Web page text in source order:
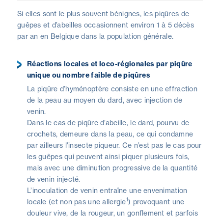
Si elles sont le plus souvent bénignes, les piqûres de
guêpes et d’abeilles occasionnent environ 1 à 5 décès
par an en Belgique dans la population générale.
Réactions locales et loco-régionales par piqûre
unique ou nombre faible de piqûres
La piqûre d’hyménoptère consiste en une effraction
de la peau au moyen du dard, avec injection de
venin.
Dans le cas de piqûre d’abeille, le dard, pourvu de
crochets, demeure dans la peau, ce qui condamne
par ailleurs l’insecte piqueur. Ce n’est pas le cas pour
les guêpes qui peuvent ainsi piquer plusieurs fois,
mais avec une diminution progressive de la quantité
de venin injecté.
L’inoculation de venin entraîne une envenimation
locale (et non pas une allergie1) provoquant une
douleur vive, de la rougeur, un gonflement et parfois